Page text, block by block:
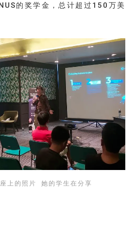
的奖学金，总计超过150万美
上的照片 她的学生在分享